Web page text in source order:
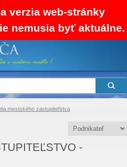
verzia web-stránky
nemusia byť aktuálne.
RSS Mapa stránok Kontakty SK EN
mestského zastupiteľstva
-